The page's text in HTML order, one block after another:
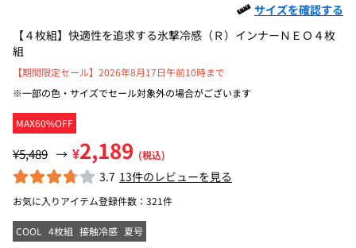
サイズを確認する
【４枚組】快適性を追求する氷撃冷感（Ｒ）インナーＮＥＯ４枚
組
MAX60%OFF
【期間限定セール】2026年8月17日午前10時まで
※一部の色・サイズでセール対象外の場合がございます
¥5,489 → ¥2,189 (税込)
3.7 13件のレビューを見る
お気に入りアイテム登録件数： 321件
COOL 4枚組 接触冷感 夏号